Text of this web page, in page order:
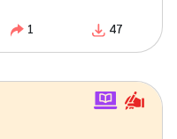
1 47